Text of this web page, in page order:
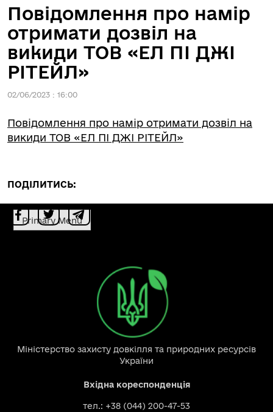
Повідомлення про намір
отримати дозвіл на
викиди ТОВ «ЕЛ ПІ ДЖІ
РІТЕЙЛ»
02/06/2023 : 16:00
Повідомлення про намір отримати дозвіл на
викиди ТОВ «ЕЛ ПІ ДЖІ РІТЕЙЛ»
ПОДІЛИТИСЬ:
Primary Menu
Міністерство захисту довкілля та природних ресурсів
України
Вхідна кореспонденція
тел.: +38 (044) 200-47-53